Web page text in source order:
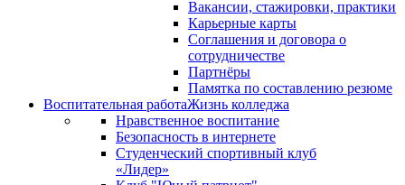
Вакансии, стажировки, практики
Карьерные карты
Соглашения и договора о
сотрудничестве
Партнёры
Памятка по составлению резюме
Воспитательная работаЖизнь колледжа
Нравственное воспитание
Безопасность в интернете
Студенческий спортивный клуб
«Лидер»